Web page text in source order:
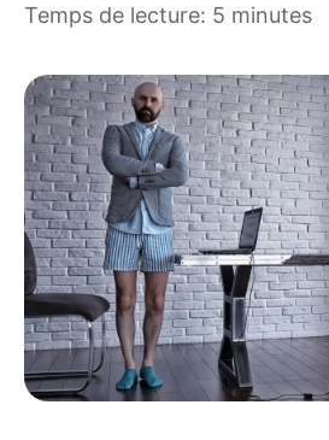
Temps de lecture: 5 minutes